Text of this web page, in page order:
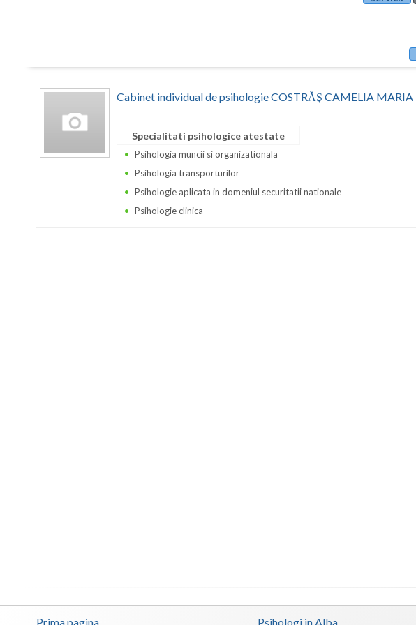
Cabinet individual de psihologie COSTRĂŞ CAMELIA MARIA
Specialitati psihologice atestate
Psihologia muncii si organizationala
Psihologia transporturilor
Psihologie aplicata in domeniul securitatii nationale
Psihologie clinica
Prima pagina Psihologi in Alba